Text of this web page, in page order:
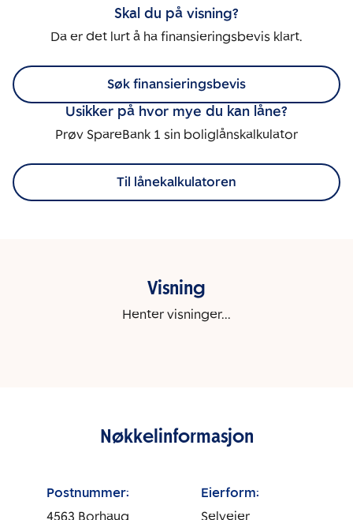
Skal du på visning?
Da er det lurt å ha finansieringsbevis klart.
Søk finansieringsbevis
Usikker på hvor mye du kan låne?
Prøv SpareBank 1 sin boliglånskalkulator
Til lånekalkulatoren
Visning
Henter visninger...
Nøkkelinformasjon
Postnummer:
4563 Borhaug
Eierform:
Selveier